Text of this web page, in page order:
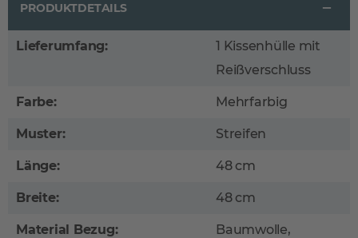
PRODUKTDETAILS
Lieferumfang:
1 Kissenhülle mit
Reißverschluss
Farbe: Mehrfarbig
Muster: Streifen
Länge: 48 cm
Breite: 48 cm
Material Bezug:
Baumwolle,